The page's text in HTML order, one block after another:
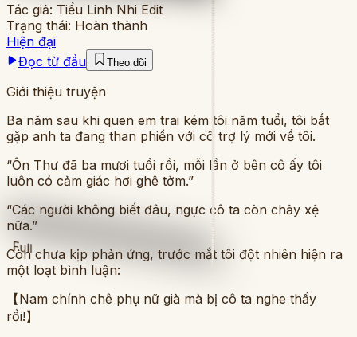
Full
Tác giả: Tiểu Linh Nhi Edit
Trạng thái: Hoàn thành
Hiện đại
Đọc từ đầu
Theo dõi
Giới thiệu truyện
Ba năm sau khi quen em trai kém tôi năm tuổi, tôi bắt
gặp anh ta đang than phiền với cô trợ lý mới về tôi.
“Ôn Thư đã ba mươi tuổi rồi, mỗi lần ở bên cô ấy tôi
luôn có cảm giác hơi ghê tởm.”
“Các người không biết đâu, ngực cô ta còn chảy xệ
nữa.”
Còn chưa kịp phản ứng, trước mắt tôi đột nhiên hiện ra
một loạt bình luận:
【Nam chính chê phụ nữ già mà bị cô ta nghe thấy
rồi!】